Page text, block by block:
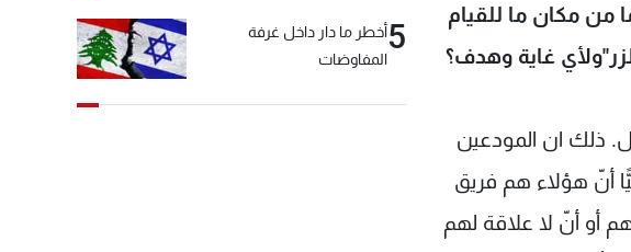
مكان ما للقيام
غاية وهدف؟
ذلك ان المودعين
أنّ هؤلاء هم فريق
أو أنّ لا علاقة لهم
5أخطر ما دار داخل غرفة
المفاوضات